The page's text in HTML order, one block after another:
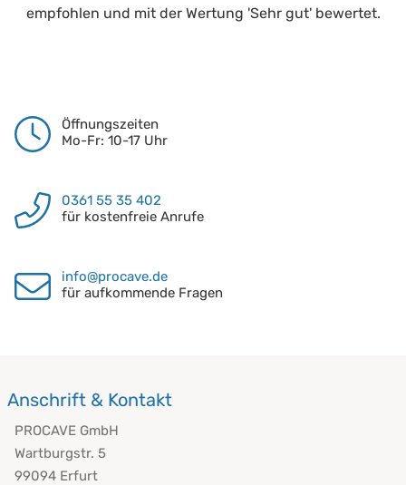
empfohlen und mit der Wertung 'Sehr gut' bewertet.
Öffnungszeiten
Mo-Fr: 10-17 Uhr
0361 55 35 402
für kostenfreie Anrufe
info@procave.de
für aufkommende Fragen
Anschrift & Kontakt
PROCAVE GmbH
Wartburgstr. 5
99094 Erfurt